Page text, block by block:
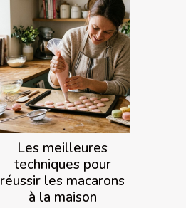
Les meilleures
techniques pour
réussir les macarons
à la maison